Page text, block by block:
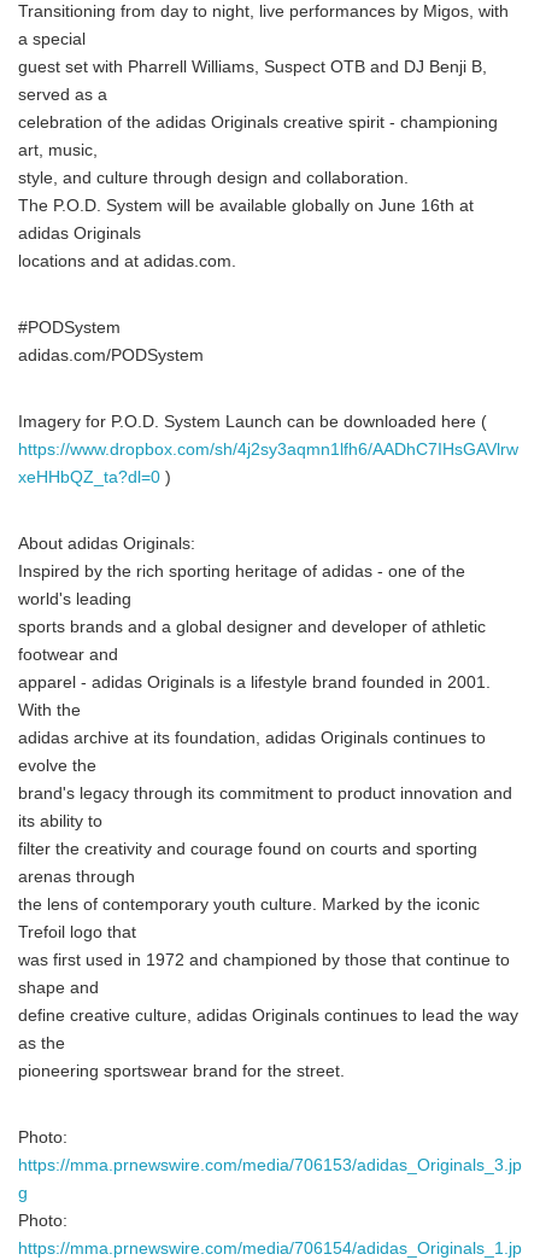
Transitioning from day to night, live performances by Migos, with
a special
guest set with Pharrell Williams, Suspect OTB and DJ Benji B,
served as a
celebration of the adidas Originals creative spirit - championing
art, music,
style, and culture through design and collaboration.
The P.O.D. System will be available globally on June 16th at
adidas Originals
locations and at adidas.com.
#PODSystem
adidas.com/PODSystem
Imagery for P.O.D. System Launch can be downloaded here (
https://www.dropbox.com/sh/4j2sy3aqmn1lfh6/AADhC7IHsGAVlrw
xeHHbQZ_ta?dl=0 )
About adidas Originals:
Inspired by the rich sporting heritage of adidas - one of the
world's leading
sports brands and a global designer and developer of athletic
footwear and
apparel - adidas Originals is a lifestyle brand founded in 2001.
With the
adidas archive at its foundation, adidas Originals continues to
evolve the
brand's legacy through its commitment to product innovation and
its ability to
filter the creativity and courage found on courts and sporting
arenas through
the lens of contemporary youth culture. Marked by the iconic
Trefoil logo that
was first used in 1972 and championed by those that continue to
shape and
define creative culture, adidas Originals continues to lead the way
as the
pioneering sportswear brand for the street.
Photo:
https://mma.prnewswire.com/media/706153/adidas_Originals_3.jp
g
Photo:
https://mma.prnewswire.com/media/706154/adidas_Originals_1.jp